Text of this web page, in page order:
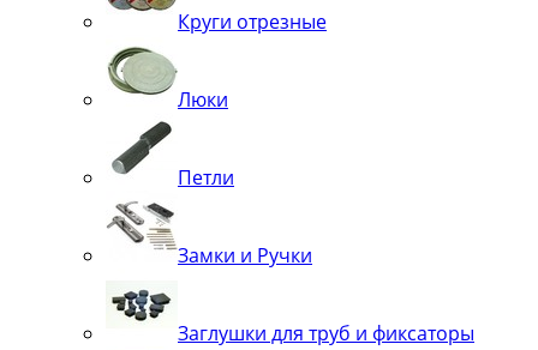
Круги отрезные
Люки
Петли
Замки и Ручки
Заглушки для труб и фиксаторы